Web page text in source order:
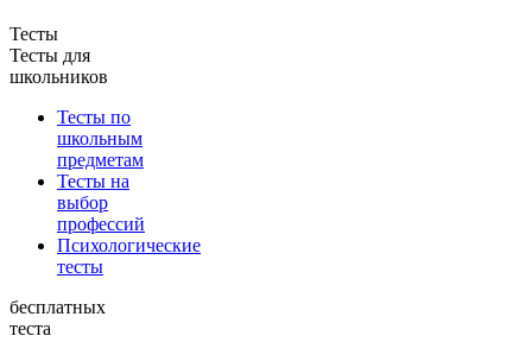
Тесты
Тесты для
школьников
Тесты по
школьным
предметам
Тесты на
выбор
профессий
Психологические
тесты
бесплатных
теста